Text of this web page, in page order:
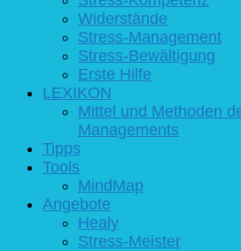
Widerstände
Stress-Management
Stress-Bewältigung
Erste Hilfe
LEXIKON
Mittel und Methoden
Managements
Tipps
Tools
MindMap
Angebote
Healy
Stress-Meister